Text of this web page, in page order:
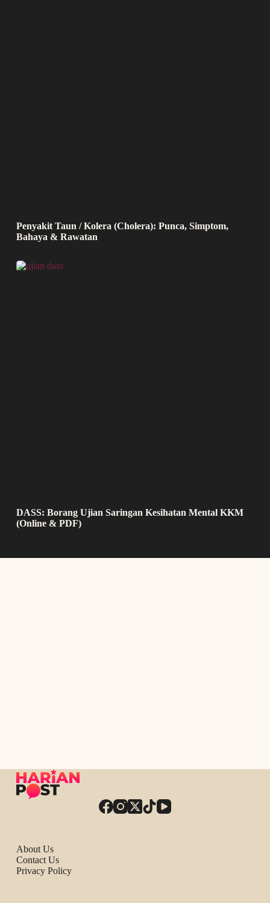
Penyakit Taun / Kolera (Cholera): Punca, Simptom,
Bahaya & Rawatan
DASS: Borang Ujian Saringan Kesihatan Mental KKM
(Online & PDF)
About Us
Contact Us
Privacy Policy